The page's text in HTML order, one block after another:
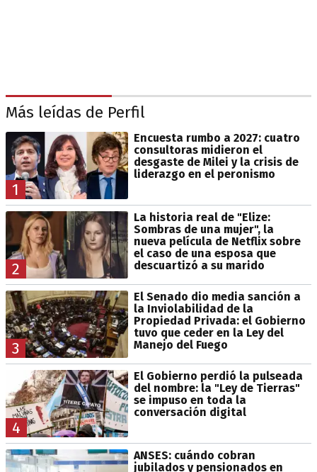
Más leídas de Perfil
1
Encuesta rumbo a 2027: cuatro
consultoras midieron el
desgaste de Milei y la crisis de
liderazgo en el peronismo
2
La historia real de "Elize:
Sombras de una mujer", la
nueva película de Netflix sobre
el caso de una esposa que
descuartizó a su marido
3
El Senado dio media sanción a
la Inviolabilidad de la
Propiedad Privada: el Gobierno
tuvo que ceder en la Ley del
Manejo del Fuego
4
El Gobierno perdió la pulseada
del nombre: la "Ley de Tierras"
se impuso en toda la
conversación digital
ANSES: cuándo cobran
jubilados y pensionados en